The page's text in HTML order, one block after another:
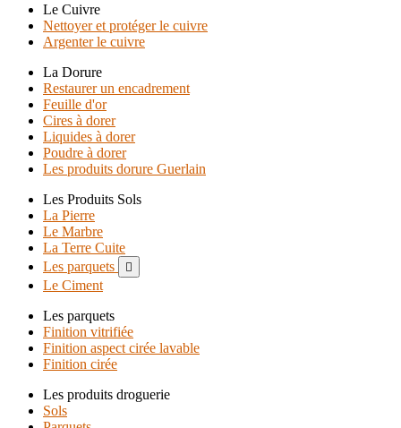
Le Cuivre
Nettoyer et protéger le cuivre
Argenter le cuivre
La Dorure
Restaurer un encadrement
Feuille d'or
Cires à dorer
Liquides à dorer
Poudre à dorer
Les produits dorure Guerlain
Les Produits Sols
La Pierre
Le Marbre
La Terre Cuite
Les parquets

Le Ciment
Les parquets
Finition vitrifiée
Finition aspect cirée lavable
Finition cirée
Les produits droguerie
Sols